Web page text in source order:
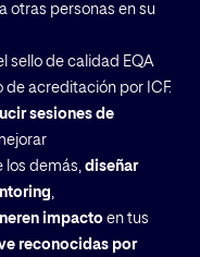
otras personas en su
sello de calidad EQA
acreditación por ICF.
sesiones de
los demás, diseñar
impacto en tus
reconocidas por